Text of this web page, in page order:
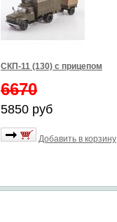
СКП-11 (130) с прицепом
6670
5850 руб
Добавить в корзину